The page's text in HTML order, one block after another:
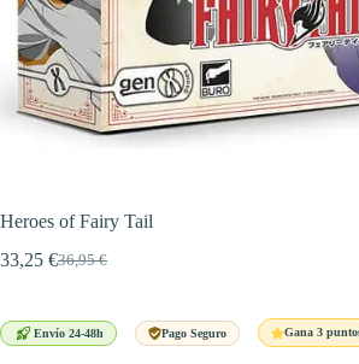
Heroes of Fairy Tail
36,95€
El
era:
33,25 €El
es:
Envío 24-48h Pago Seguro Gana 3